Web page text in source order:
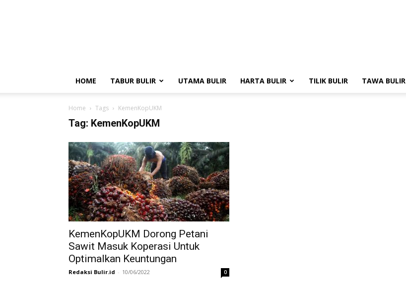
HOME TABUR BULIR UTAMA BULIR HARTA BULIR TILIK BULIR TAWA BULIR
Home Tags KemenKopUKM
Tag: KemenKopUKM
KemenKopUKM Dorong Petani
Sawit Masuk Koperasi Untuk
Optimalkan Keuntungan
Redaksi Bulir.id - 10/06/2022 0